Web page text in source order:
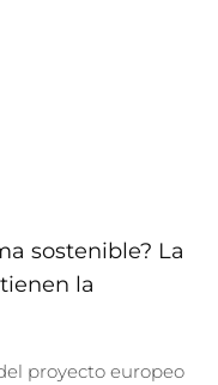
sostenible? La
la
proyecto europeo